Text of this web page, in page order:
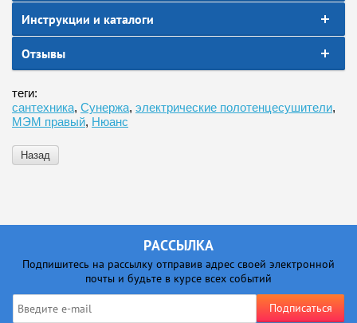
Инструкции и каталоги
Отзывы
теги:
сантехника, Сунержа, электрические полотенцесушители,
МЭМ правый, Нюанс
Назад
РАССЫЛКА
Подпишитесь на рассылку отправив адрес своей электронной
почты и будьте в курсе всех событий
Подписаться